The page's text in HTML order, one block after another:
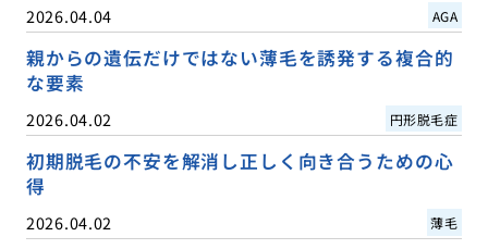
2026.04.04 AGA
親からの遺伝だけではない薄毛を誘発する複合的
な要素
2026.04.02 円形脱毛症
初期脱毛の不安を解消し正しく向き合うための心
得
2026.04.02 薄毛